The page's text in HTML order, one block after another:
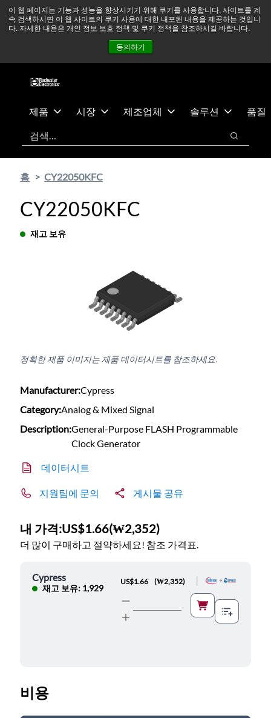
이 웹 페이지는 기능과 성능을 향상시키기 위해 쿠키를 사용합니다. 사이트를 계
속 검색하시면 이 웹 사이트의 쿠키 사용에 대한 내포된 내용을 제공하는 것입니
다. 자세한 내용은 개인 정보 보호 정책 및 쿠키 정책을 참조하시길 바랍니다.
동의하기
츠
건
중동 지역 상황을 지속적으로 주시하고 있으며, 모든 서비스는
정상적으로 운영되고 있습니다. 더 읽어보기 →
뉴스
문의하기
제품 시장 제조업체 솔루션
품질
검색
검색
홈 CY22050KFC
CY22050KFC
재고 보유
정확한 제품 이미지는 제품 데이터시트를 참조하세요.
Manufacturer:Cypress
Category:Analog & Mixed Signal
Description:General-Purpose FLASH Programmable
Clock Generator
데이터시트
지원팀에 문의 게시물 공유
내 가격:US$1.66(₩2,352)
더 많이 구매하고 절약하세요! 참조 가격표.
Cypress
재고 보유: 1,929
US$1.66 (₩2,352)
비용